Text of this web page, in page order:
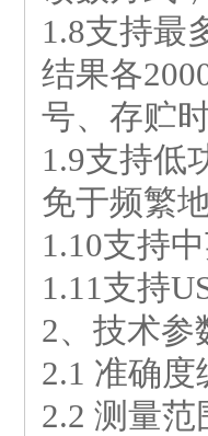
1.8支持最
结果各
号、存贮
1.9支持低
免于频繁
1.10支持
1.11支持
2、技术参
2.1 准确度
2.2 测量范